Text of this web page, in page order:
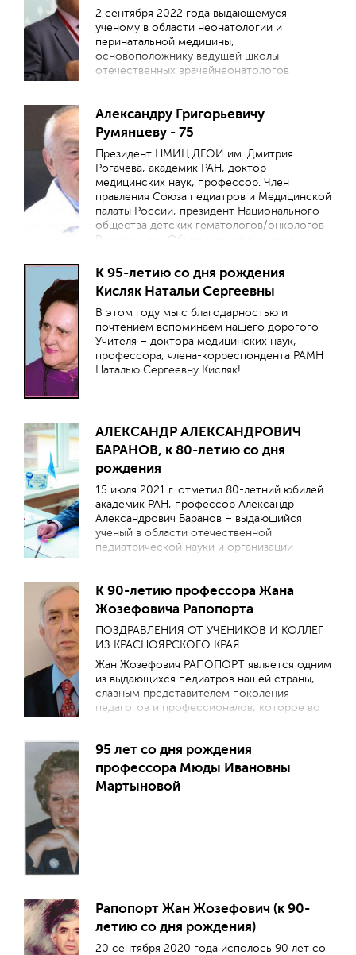
президент АО «ГЕНЕРИУМ» по внедрению
новых медицинских технологий.
2 сентября 2022 года выдающемуся
ученому в области неонатологии и
перинатальной медицины,
основоположнику ведущей школы
отечественных врачейнеонатологов
РАН, доктору медицинских наук, лауреату
премии Правительства России и
многочисленных профессиональных наград
исполняется 75 лет.
Александру Григорьевичу
Румянцеву - 75
Президент НМИЦ ДГОИ им. Дмитрия
Рогачева, академик РАН, доктор
медицинских наук, профессор. Член
правления Союза педиатров и Медицинской
палаты России, президент Национального
общества детских гематологов/онкологов
России, член Общественного совета г.
педиатров, гематологов, онкологов.
Депутат Государственной думы РФ с 2021 г.
К 95-летию со дня рождения
Кисляк Натальи Сергеевны
В этом году мы с благодарностью и
почтением вспоминаем нашего дорогого
Учителя – доктора медицинских наук,
профессора, члена-корреспондента РАМН
Наталью Сергеевну Кисляк!
АЛЕКСАНДР АЛЕКСАНДРОВИЧ
БАРАНОВ, к 80-летию со дня
рождения
15 июля 2021 г. отметил 80-летний юбилей
академик РАН, профессор Александр
Александрович Баранов – выдающийся
ученый в области отечественной
педиатрической науки и организации
государственный и общественный деятель,
главный внештатный специалист-педиатр
Минздрава РФ, Почетный президент Союза
педиатров России.
Шаранского района Кировской (с 1960 г.
Горьковской, ныне Нижегородской)
области, где прошло его нелегкое военное
и послевоенное детство. Его родители –
Александр Иванович – фронтовик,
несмотря на полученную на войне
инвалидность, трудился более 40 лет
фельдшером ФАПа, мама Валентина
К 90-летию профессора Жана
Жозефовича Рапопорта
ПОЗДРАВЛЕНИЯ ОТ УЧЕНИКОВ И КОЛЛЕГ
ИЗ КРАСНОЯРСКОГО КРАЯ
Жан Жозефович РАПОПОРТ является одним
из выдающихся педиатров нашей страны,
славным представителем поколения
педагогов и профессионалов, которое во
клиническими подходами к оценке
состояния здоровья, диагностики и лечения
заболеваний у детей, активно и успешно
внедряло новые знания по иммунологии,
95 лет со дня рождения
профессора Мюды Ивановны
Мартыновой
Рапопорт Жан Жозефович (к 90-
летию со дня рождения)
20 сентября 2020 года исполось 90 лет со
Обратная